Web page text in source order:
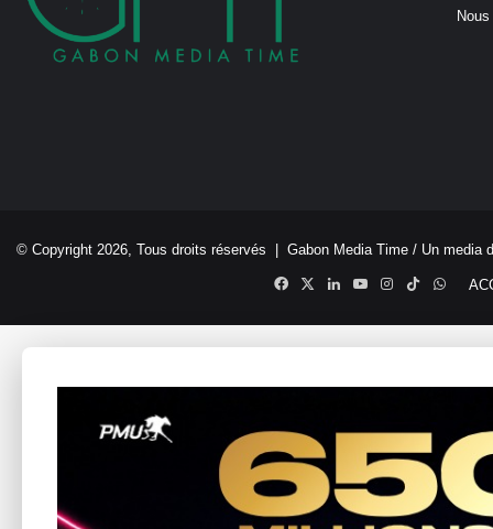
© Copyright 2026, Tous droits réservés | Gabon Media Time / Un media
Facebook
X LinkedinYouTubeInstagram
TikTok